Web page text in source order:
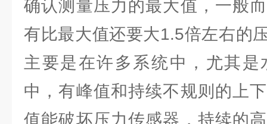
确认测量压力的最大值，一般
有比最大值还要大1.5倍左右的
主要是在许多系统中，尤其
中，有峰值和持续不规则的上
值能破坏压力传感器，持续的